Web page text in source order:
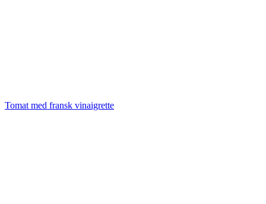
Tomat med fransk vinaigrette